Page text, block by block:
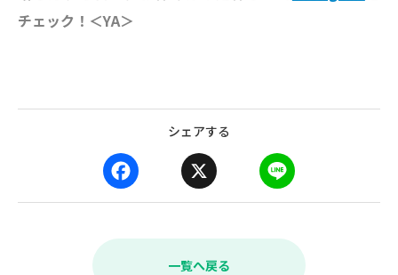
チェック！＜YA＞
シェアする
a
e
i
e
一覧へ戻る